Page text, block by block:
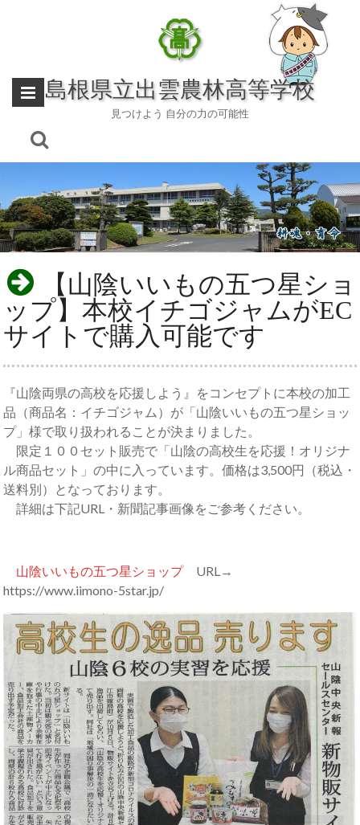
島根県立出雲農林高等学校
見つけよう 自分の力の可能性
【山陰いいもの五つ星ショ
ップ】本校イチゴジャムがEC
サイトで購入可能です
『山陰両県の高校を応援しよう』をコンセプトに本校の加工
品（商品名：イチゴジャム）が「山陰いいもの五つ星ショッ
プ」様で取り扱われることが決まりました。
限定１００セット販売で「山陰の高校生を応援！オリジナ
ル商品セット」の中に入っています。価格は3,500円（税込・
送料別）となっております。
詳細は下記URL・新聞記事画像をご参考ください。
山陰いいもの五つ星ショップURL→
https://www.iimono-5star.jp/